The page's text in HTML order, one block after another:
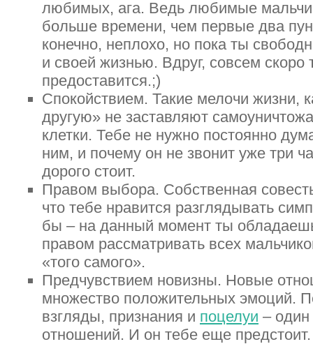
любимых, ага. Ведь любимые
больше времени, чем первые два
конечно, неплохо, но пока ты
и своей жизнью. Вдруг, совсем скоро
предоставится.;)
Спокойствием. Такие мелочи жизни,
другую» не заставляют
клетки. Тебе не нужно постоянно
ним, и почему он не звонит уже три
дорого стоит.
Правом выбора. Собственная
что тебе нравится разглядывать
бы – на данный момент ты
правом рассматривать всех
«того самого».
Предчувствием новизны. Новые
множество положительных эмоций.
взгляды, признания и поцелуи –
отношений. И он тебе еще предстоит.